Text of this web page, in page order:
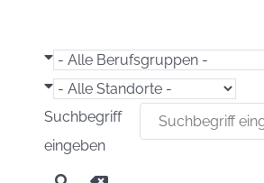
Suchbegriff
eingeben